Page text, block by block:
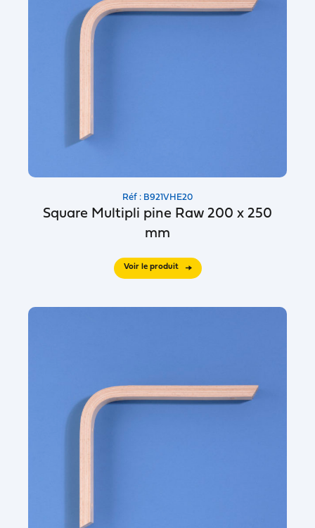
Réf : B921VHE20
Square Multipli pine Raw 200 x 250
mm
Voir le produit